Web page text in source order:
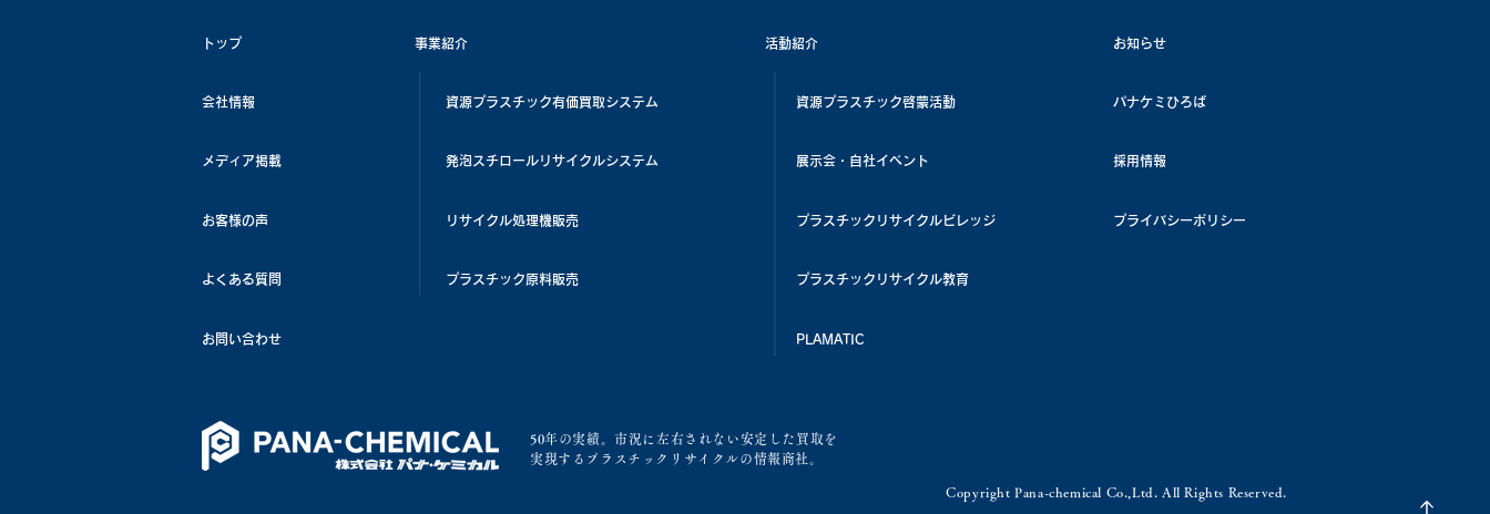
トップ
会社情報
メディア掲載
事業紹介
資源プラスチック有価買取システム
発泡スチロールリサイクルシステム
活動紹介
資源プラスチック啓蒙活動
展示会・自社イベント
お知らせ
パナケミひろば
採用情報
お客様の声
よくある質問
お問い合わせ
リサイクル処理機販売
プラスチック原料販売
プラスチックリサイクルビレッジ
プラスチックリサイクル教育
PLAMATIC
50年の実績。市況に左右されない安定した買取を
実現するプラスチックリサイクルの情報商社。
プライバシーポリシー
Copyright Pana-chemical Co.,Ltd. All Rights Reserved.